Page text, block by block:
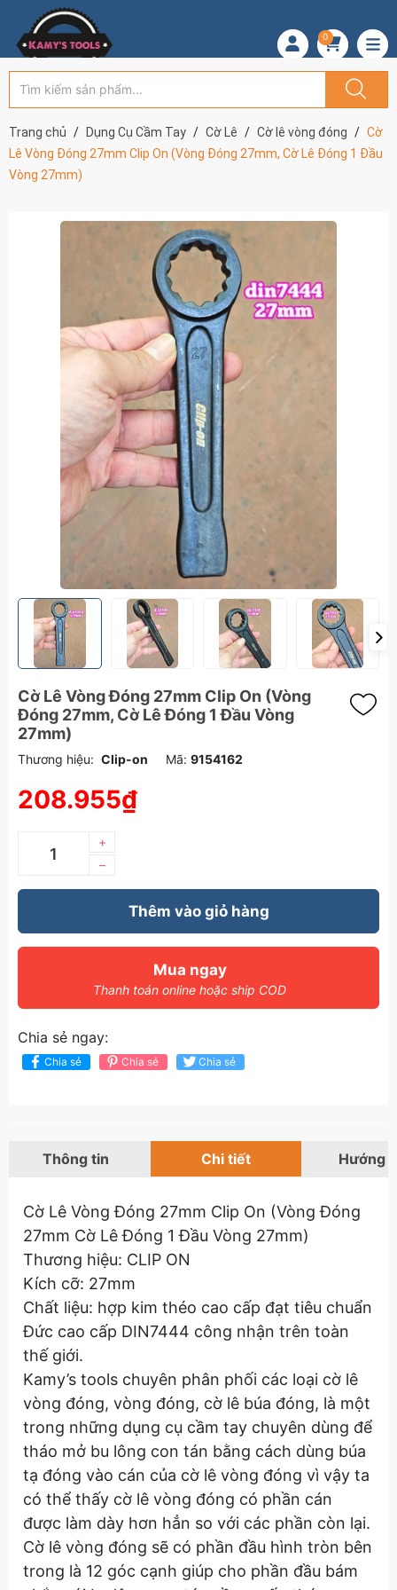
0
Trang chủ Dụng Cụ Cầm Tay Cờ Lê Cờ lê vòng đóng
Cờ
Lê Vòng Đóng 27mm Clip On (Vòng Đóng 27mm, Cờ Lê Đóng 1 Đầu
Vòng 27mm)
Cờ Lê Vòng Đóng 27mm Clip On (Vòng
Đóng 27mm, Cờ Lê Đóng 1 Đầu Vòng
27mm)
Thương hiệu: Clip-on Mã: 9154162
208.955₫
–
+
Thêm vào giỏ hàng
Mua ngay
Thanh toán online hoặc ship COD
Chia sẻ ngay:
Chia sẻ Chia sẻ Chia sẻ
Thông tin Chi tiết Hướng
Cờ Lê Vòng Đóng 27mm Clip On (Vòng Đóng
27mm Cờ Lê Đóng 1 Đầu Vòng 27mm)
Thương hiệu: CLIP ON
Kích cỡ: 27mm
Chất liệu: hợp kim théo cao cấp đạt tiêu chuẩn
Đức cao cấp DIN7444 công nhận trên toàn
thế giới.
Kamy’s tools chuyên phân phối các loại cờ lê
vòng đóng, vòng đóng, cờ lê búa đóng, là một
trong những dụng cụ cầm tay chuyên dùng để
tháo mở bu lông con tán bằng cách dùng búa
tạ đóng vào cán của cờ lê vòng đóng vì vậy ta
có thể thấy cờ lê vòng đóng có phần cán
được làm dày hơn hẳn so với các phần còn lại.
Cờ lê vòng đóng sẽ có phần đầu hình tròn bên
trong là 12 góc cạnh giúp cho phần đầu bám